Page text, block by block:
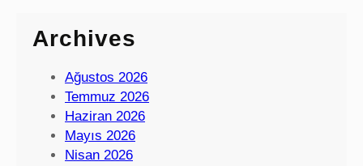
Archives
Ağustos 2026
Temmuz 2026
Haziran 2026
Mayıs 2026
Nisan 2026